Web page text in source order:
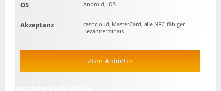
OS Android, iOS
Akzeptanz
cashcloud, MasterCard, alle NFC-fähigen
Bezahlterminals
Zum Anbieter